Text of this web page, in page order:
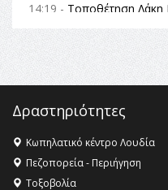
14:19 - Τοποθέτηση Λάκη
Αναθεώρηση του
θεσμικές διαδικασίες
στις επόμενες γενιές»
16:35 -Το πρόγραμμα
16:27 - Όλυμπος:
Κληρονομιάς της
Όλυμπος αναγνωρίστηκε
αγαθό εξέχουσας
Δραστηριότητες
Κωπηλατικό κέντρο Λουδία
Πεζοπορεία - Περιήγηση
Τοξοβολία